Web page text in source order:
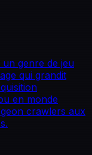
genre de jeu
qui grandit
en monde
crawlers aux